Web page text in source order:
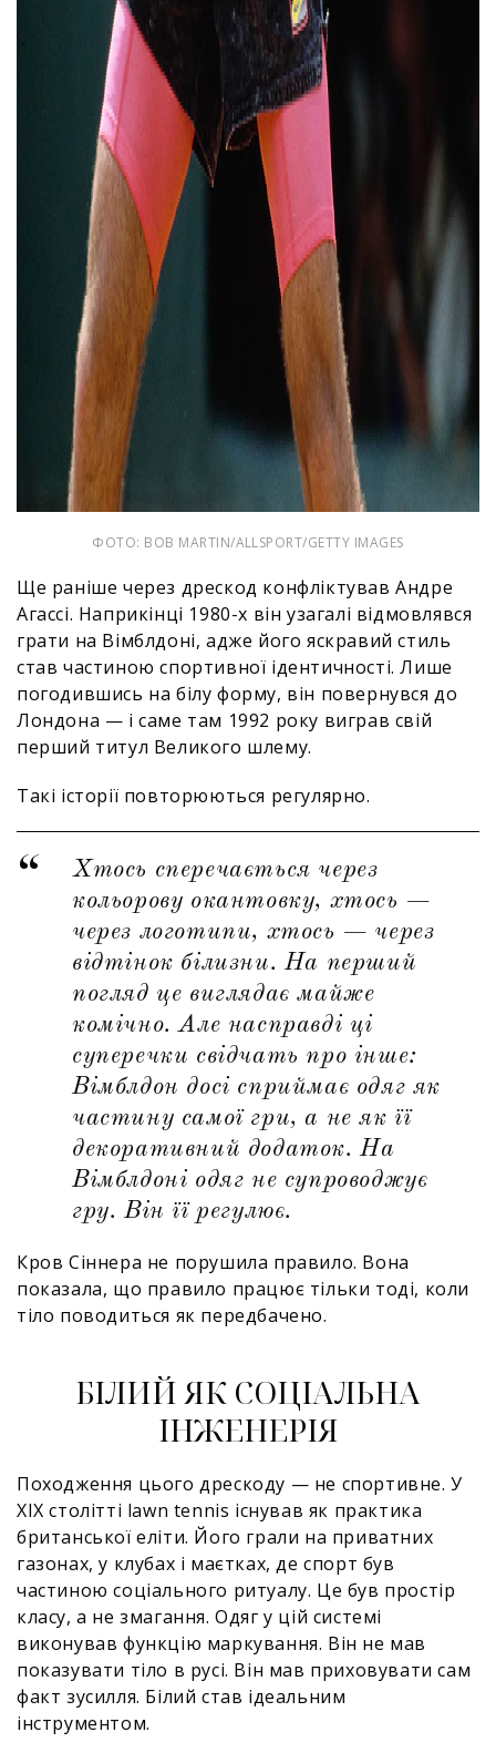
ФОТО: BOB MARTIN/ALLSPORT/GETTY IMAGES
Ще раніше через дрескод конфліктував Андре
Агассі. Наприкінці 1980-х він узагалі відмовлявся
грати на Вімблдоні, адже його яскравий стиль
став частиною спортивної ідентичності. Лише
погодившись на білу форму, він повернувся до
Лондона — і саме там 1992 року виграв свій
перший титул Великого шлему.
Такі історії повторюються регулярно.
Хтось сперечається через
кольорову окантовку, хтось —
через логотипи, хтось — через
відтінок білизни. На перший
погляд це виглядає майже
комічно. Але насправді ці
суперечки свідчать про інше:
Вімблдон досі сприймає одяг як
частину самої гри, а не як її
декоративний додаток. На
Вімблдоні одяг не супроводжує
гру. Він її регулює.
Кров Сіннера не порушила правило. Вона
показала, що правило працює тільки тоді, коли
тіло поводиться як передбачено.
БІЛИЙ ЯК СОЦІАЛЬНА
ІНЖЕНЕРІЯ
Походження цього дрескоду — не спортивне. У
XIX столітті lawn tennis існував як практика
британської еліти. Його грали на приватних
газонах, у клубах і маєтках, де спорт був
частиною соціального ритуалу. Це був простір
класу, а не змагання. Одяг у цій системі
виконував функцію маркування. Він не мав
показувати тіло в русі. Він мав приховувати сам
факт зусилля. Білий став ідеальним
інструментом.